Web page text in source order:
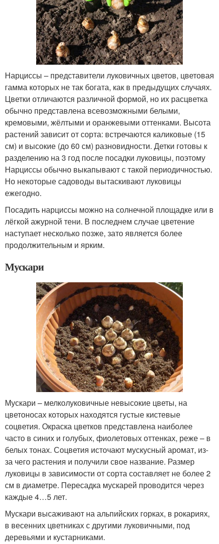
Нарциссы – представители луковичных цветов, цветовая
гамма которых не так богата, как в предыдущих случаях.
Цветки отличаются различной формой, но их расцветка
обычно представлена всевозможными белыми,
кремовыми, жёлтыми и оранжевыми оттенками. Высота
растений зависит от сорта: встречаются каликовые (15
см) и высокие (до 60 см) разновидности. Детки готовы к
разделению на 3 год после посадки луковицы, поэтому
Нарциссы обычно выкапывают с такой периодичностью.
Но некоторые садоводы вытаскивают луковицы
ежегодно.
Посадить нарциссы можно на солнечной площадке или в
лёгкой ажурной тени. В последнем случае цветение
наступает несколько позже, зато является более
продолжительным и ярким.
Мускари
Мускари – мелколуковичные невысокие цветы, на
цветоносах которых находятся густые кистевые
соцветия. Окраска цветков представлена наиболее
часто в синих и голубых, фиолетовых оттенках, реже – в
белых тонах. Соцветия источают мускусный аромат, из-
за чего растения и получили свое название. Размер
луковицы в зависимости от сорта составляет не более 2
см в диаметре. Пересадка мускарей проводится через
каждые 4…5 лет.
Мускари высаживают на альпийских горках, в рокариях,
в весенних цветниках с другими луковичными, под
деревьями и кустарниками.